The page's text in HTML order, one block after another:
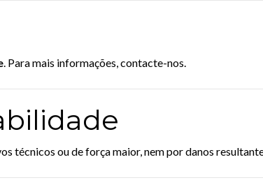
. Para mais informações, contacte-nos.
técnicos ou de força maior, nem por danos